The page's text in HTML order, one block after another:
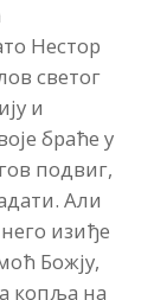
Нестор
светог
и
браће у
подвиг,
Али
изиђе
Божју,
копља на